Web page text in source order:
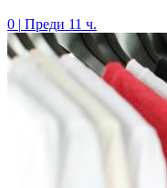
0 | Преди 11 ч.